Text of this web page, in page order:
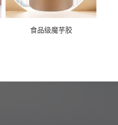
食品级魔芋胶